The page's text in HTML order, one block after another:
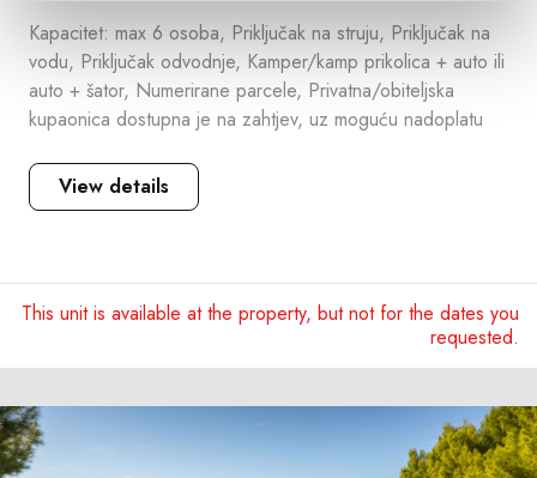
Kapacitet: max 6 osoba, Priključak na struju, Priključak na
vodu, Priključak odvodnje, Kamper/kamp prikolica + auto ili
auto + šator, Numerirane parcele, Privatna/obiteljska
kupaonica dostupna je na zahtjev, uz moguću nadoplatu
View details
This unit is available at the property, but not for the dates you
requested.